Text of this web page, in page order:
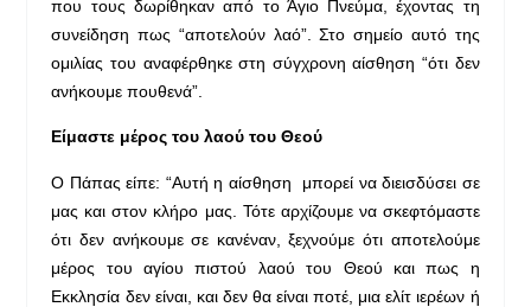
που τους δωρίθηκαν από το Άγιο Πνεύμα, έχοντας τη
συνείδηση πως “αποτελούν λαό”. Στο σημείο αυτό της
ομιλίας του αναφέρθηκε στη σύγχρονη αίσθηση “ότι δεν
ανήκουμε πουθενά”.
Είμαστε μέρος του λαού του Θεού
Ο Πάπας είπε: “Αυτή η αίσθηση μπορεί να διεισδύσει σε
μας και στον κλήρο μας. Τότε αρχίζουμε να σκεφτόμαστε
ότι δεν ανήκουμε σε κανέναν, ξεχνούμε ότι αποτελούμε
μέρος του αγίου πιστού λαού του Θεού και πως η
Εκκλησία δεν είναι, και δεν θα είναι ποτέ, μια ελίτ ιερέων ή